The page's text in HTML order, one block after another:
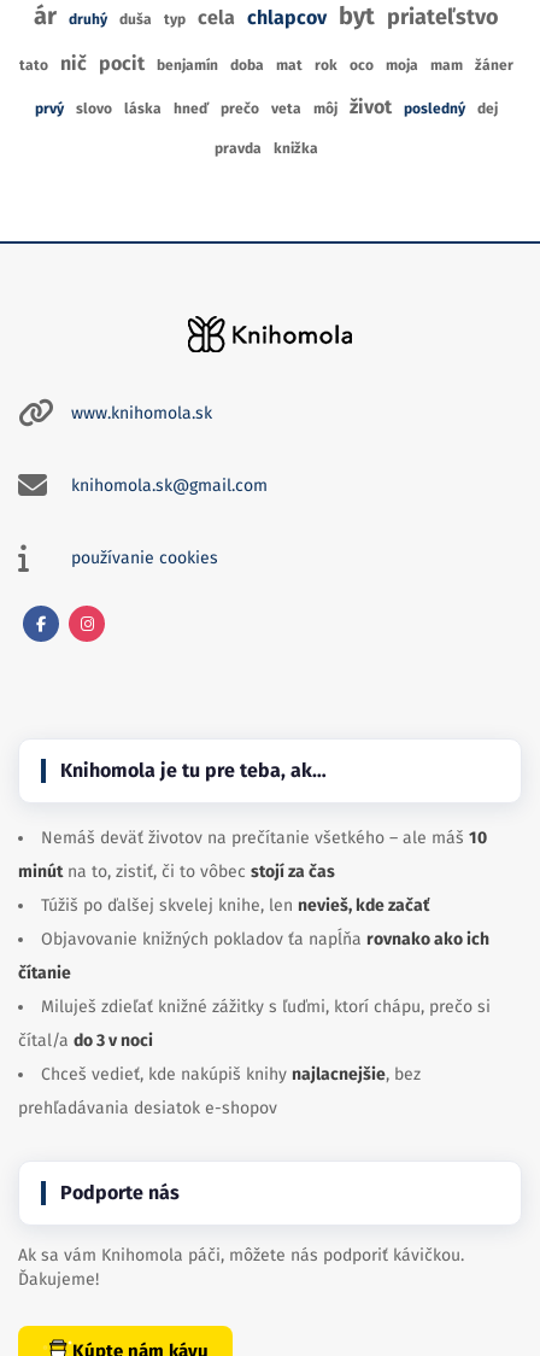
ár druhý duša typ cela chlapcov byt priateľstvo
tato nič pocit benjamín doba mat rok oco moja mam žáner
prvý slovo láska hneď prečo veta môj život posledný dej
pravda knižka
www.knihomola.sk
knihomola.sk@gmail.com
používanie cookies
Knihomola je tu pre teba, ak…
Nemáš deväť životov na prečítanie všetkého – ale máš 10
minútna to, zistiť, či to vôbec stojí za čas
Túžiš po ďalšej skvelej knihe, len nevieš, kde začať
Objavovanie knižných pokladov ťa napĺňa rovnako ako ich
čítanie
Miluješ zdieľať knižné zážitky s ľuďmi, ktorí chápu, prečo si
čítal/a do 3 v noci
Chceš vedieť, kde nakúpiš knihy najlacnejšie, bez
prehľadávania desiatok e-shopov
Podporte nás
Ak sa vám Knihomola páči, môžete nás podporiť kávičkou.
Ďakujeme!